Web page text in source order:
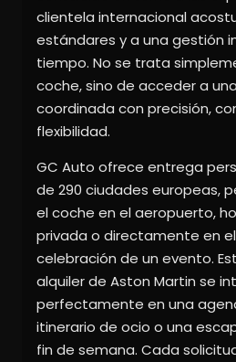
clientela internacional
estándares y a una gestión
tiempo. No se trata
coche, sino de acceder a
coordinada con precisión,
flexibilidad.
GC Auto ofrece entrega
de 290 ciudades europeas,
el coche en el aeropuerto,
privada o directamente en
celebración de un evento.
alquiler de Aston Martin se
perfectamente en una
itinerario de ocio o una
fin de semana. Cada